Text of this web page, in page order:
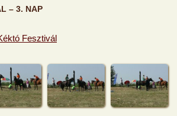
– 3. NAP
Fesztivál